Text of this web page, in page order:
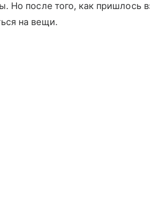
Но после того, как пришлось
на вещи.